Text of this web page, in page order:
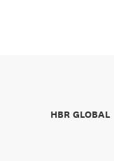
HBR GLOBAL